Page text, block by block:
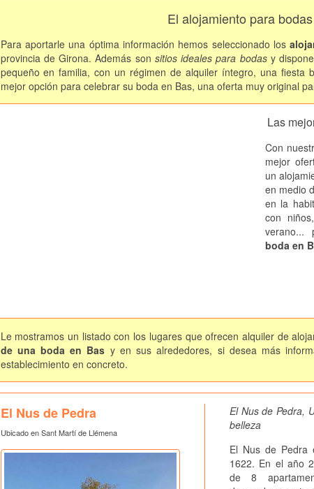
El alojamiento para
Para aportarle una óptima información hemos seleccionado los
provincia de Girona. Además son sitios ideales para bodasy
pequeño en familia, con un régimen de alquiler íntegro, una
mejor opción para celebrar su boda en Bas, una oferta muy original
Las
Con
mejor
un
en medio
en la
con
boda en
Le mostramos un listado con los lugares que ofrecen alquiler de
de una boda en Bas y en sus alrededores, si desea más
establecimiento en concreto.
El Nus de Pedra
Ubicado en Sant Martí de Llémena
El Nus de Pedra,
belleza
El Nus de Pedra
1622. En el año
de 8